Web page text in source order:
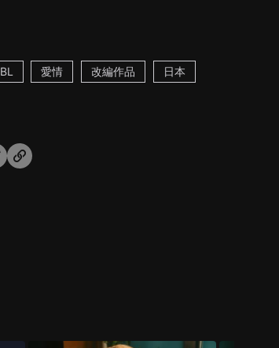
BL 愛情 改編作品 日本